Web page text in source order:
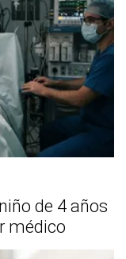
de 4 años
médico